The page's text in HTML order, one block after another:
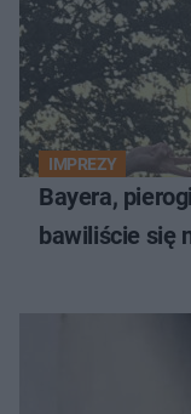
IMPREZY
Bayera,
bawiliście się